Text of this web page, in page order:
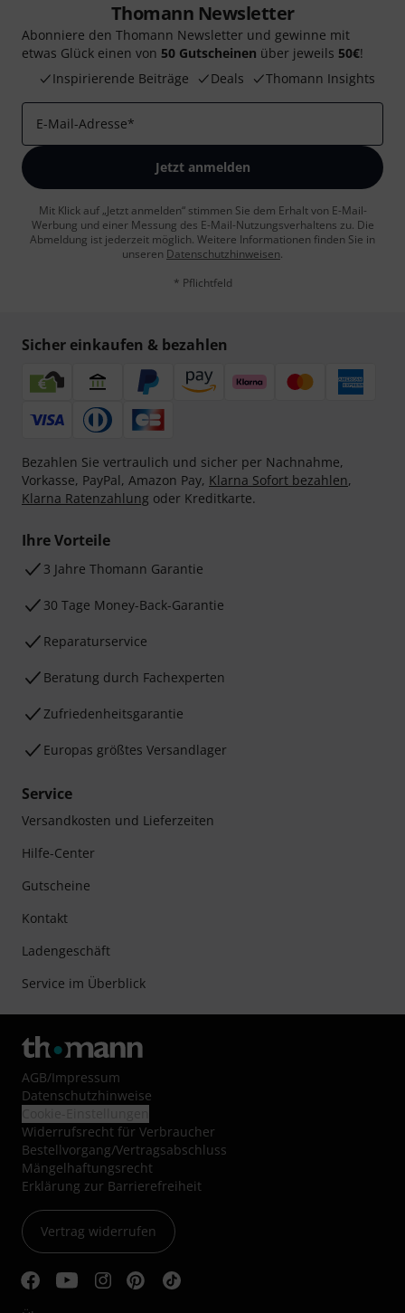
Thomann Newsletter
Abonniere den Thomann Newsletter und gewinne mit
etwas Glück einen von 50 Gutscheinen über jeweils 50€!
Inspirierende Beiträge
Deals Thomann Insights
E-Mail-Adresse*
Jetzt anmelden
Mit Klick auf „Jetzt anmelden“ stimmen Sie dem Erhalt von E-Mail-
Werbung und einer Messung des E-Mail-Nutzungsverhaltens zu. Die
Abmeldung ist jederzeit möglich. Weitere Informationen finden Sie in
unseren Datenschutzhinweisen.
* Pflichtfeld
Sicher einkaufen & bezahlen
Bezahlen Sie vertraulich und sicher per Nachnahme,
Vorkasse, PayPal, Amazon Pay, Klarna Sofort bezahlen,
Klarna Ratenzahlung oder Kreditkarte.
Ihre Vorteile
3 Jahre Thomann Garantie
30 Tage Money-Back-Garantie
Reparaturservice
Beratung durch Fachexperten
Zufriedenheitsgarantie
Europas größtes Versandlager
Service
Versandkosten und Lieferzeiten
Hilfe-Center
Gutscheine
Kontakt
Ladengeschäft
Service im Überblick
AGB/Impressum
Datenschutzhinweise
Widerrufsrecht für Verbraucher
Bestellvorgang/Vertragsabschluss
Mängelhaftungsrecht
Erklärung zur Barrierefreiheit
Vertrag widerrufen